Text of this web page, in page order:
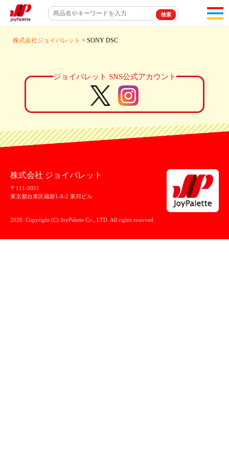
株式会社ジョイパレット > SONY DSC
ジョイパレット SNS公式アカウント
株式会社 ジョイパレット
〒111-0051
東京都台東区蔵前1-8-2 東邦ビル
2020. Copyright (C) JoyPalette Co., LTD. All rights reserved.